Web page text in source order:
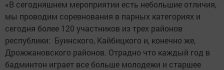
«В сегодняшнем мероприятии есть небольшие отличия,
мы проводим соревнования в парных категориях и
сегодня более 120 участников из трех районов
республики: Буинского, Кайбицкого и, конечно же,
Дрожжановского районов. Отрадно что каждый год в
бадминтон играет все больше молодежи и старшее